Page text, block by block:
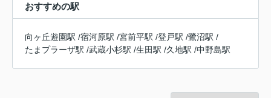
おすすめの駅
向ヶ丘遊園駅 /宿河原駅 /宮前平駅 /登戸駅 /鷺沼駅 /
たまプラーザ駅 /武蔵小杉駅 /生田駅 /久地駅 /中野島駅